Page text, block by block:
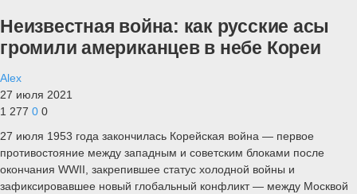
Неизвестная война: как русские асы
громили американцев в небе Кореи
Alex
27 июля 2021
1 277 0 0
27 июля 1953 года закончилась Корейская война — первое
противостояние между западным и советским блоками после
окончания WWII, закрепившее статус холодной войны и
зафиксировавшее новый глобальный конфликт — между Москвой